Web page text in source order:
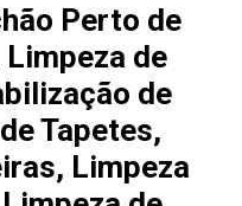
Perto de
de
de
Tapetes,
Limpeza